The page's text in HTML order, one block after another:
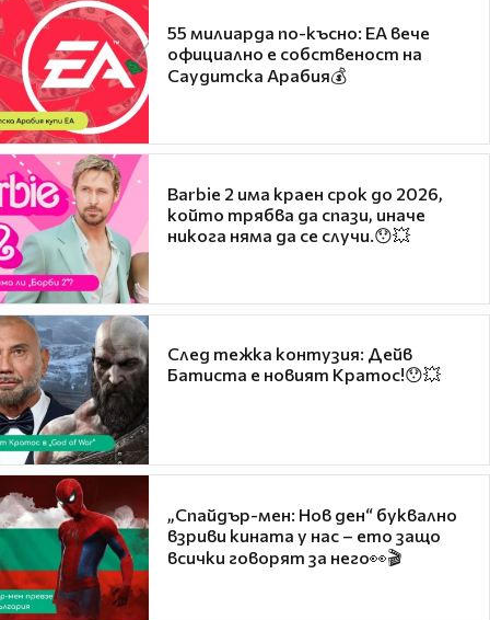
55 милиарда по-късно: EA вече
официално е собственост на
Саудитска Арабия💰
Barbie 2 има краен срок до 2026,
който трябва да спази, иначе
никога няма да се случи.😯💥
След тежка контузия: Дейв
Батиста е новият Кратос!😯💥
„Спайдър-мен: Нов ден“ буквално
взриви кината у нас – ето защо
всички говорят за него👀🎬